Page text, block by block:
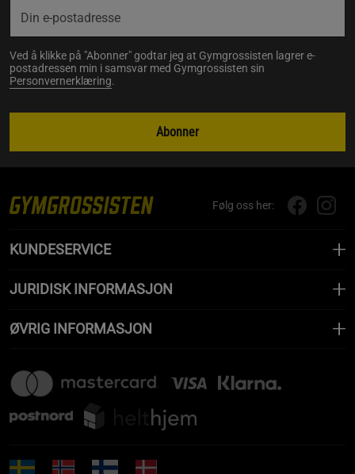
Ved å klikke på "Abonner" godtar jeg at Gymgrossisten lagrer e-
postadressen min i samsvar med Gymgrossisten sin
Personvernerklæring.
Abonner
Følg oss her:
KUNDESERVICE
JURIDISK INFORMASJON
ØVRIG INFORMASJON